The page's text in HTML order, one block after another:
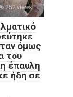
252 views
όμως
του
έπαυλη
ήδη σε